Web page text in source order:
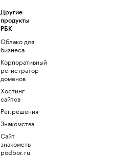
Другие
продукты
РБК
Облако для
бизнеса
Корпоративный
регистратор
доменов
Хостинг
сайтов
Рег.решения
Знакомства
Сайт
знакомств
podbor.ru